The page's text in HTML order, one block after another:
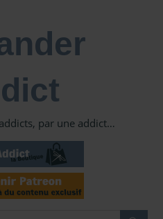
par une addict…